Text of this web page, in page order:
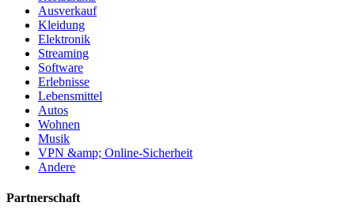
Ausverkauf
Kleidung
Elektronik
Streaming
Software
Erlebnisse
Lebensmittel
Autos
Wohnen
Musik
VPN &amp; Online-Sicherheit
Andere
Partnerschaft